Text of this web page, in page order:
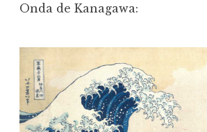
Onda de Kanagawa: